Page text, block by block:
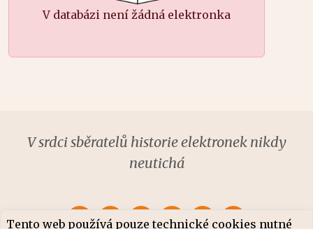
V databázi není žádná elektronka
V srdci sběratelů historie elektronek nikdy
neutichá
Tento web používá pouze technické cookies nutné